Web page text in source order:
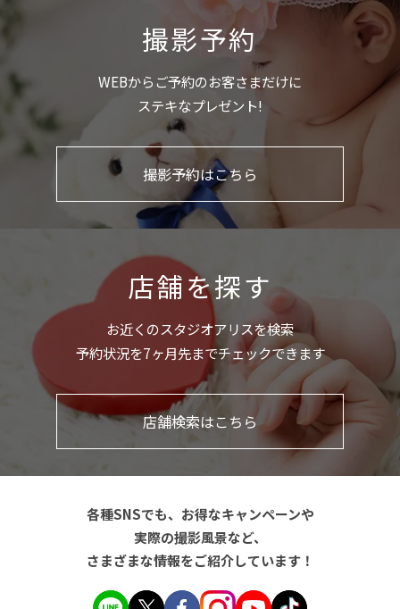
撮影予約
WEBからご予約のお客さまだけに
ステキなプレゼント!
撮影予約はこちら
店舗を探す
お近くのスタジオアリスを検索
予約状況を7ヶ月先までチェックできます
店舗検索はこちら
各種SNSでも、お得なキャンペーンや
実際の撮影風景など、
さまざまな情報をご紹介しています！